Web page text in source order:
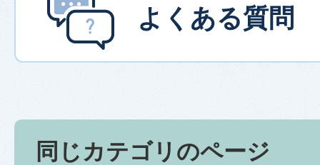
よくある質問
同じカテゴリのページ